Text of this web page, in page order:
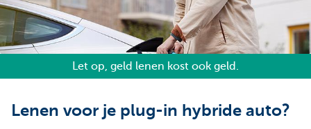
Particulieren
Let op, geld lenen kost ook geld.
Lenen voor je plug-in hybride auto?